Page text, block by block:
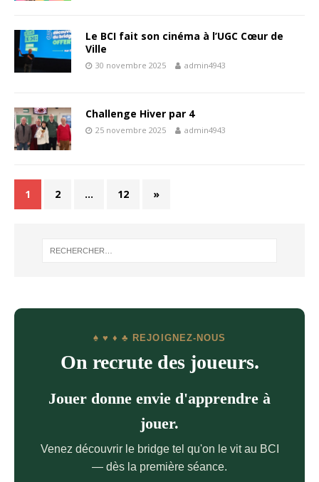
Le BCI fait son cinéma à l’UGC Cœur de
Ville
30 novembre 2025 admin4943
Challenge Hiver par 4
25 novembre 2025 admin4943
1 2 … 12 »
♠ ♥ ♦ ♣ REJOIGNEZ-NOUS
On recrute des joueurs.
Jouer donne envie d'apprendre à
jouer.
Venez découvrir le bridge tel qu'on le vit au BCI
— dès la première séance.